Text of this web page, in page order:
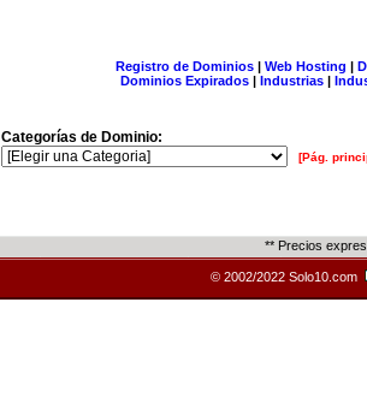
Registro de Dominios| Web Hosting |
Dominios Expirados | Industrias |
Categorías de Dominio:
[Pág.
** Precios
© 2002/2022 Solo10.com